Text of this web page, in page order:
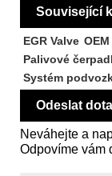
Související
EGR Valve
Palivové
Systém
Odeslat
Neváhejte a
Odpovíme vám